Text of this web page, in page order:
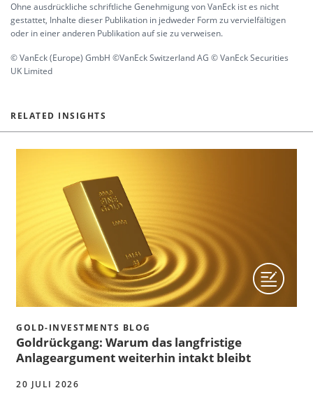
Ohne ausdrückliche schriftliche Genehmigung von VanEck ist es nicht
gestattet, Inhalte dieser Publikation in jedweder Form zu vervielfältigen
oder in einer anderen Publikation auf sie zu verweisen.
© VanEck (Europe) GmbH ©VanEck Switzerland AG © VanEck Securities
UK Limited
RELATED INSIGHTS
GOLD-INVESTMENTS BLOG
Goldrückgang: Warum das langfristige
Anlageargument weiterhin intakt bleibt
20 JULI 2026